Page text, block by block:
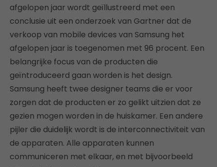
afgelopen jaar wordt geïllustreerd met een
conclusie uit een onderzoek van Gartner dat de
verkoop van mobile devices van Samsung het
afgelopen jaar is toegenomen met 96 procent. Een
belangrijke focus van de producten die
geïntroduceerd gaan worden is het design.
Samsung heeft twee designer teams die er voor
zorgen dat de producten er zo gelikt uitzien dat ze
gezien mogen worden in de huiskamer. Een andere
pijler die duidelijk wordt is de interconnectiviteit van
de apparaten. Alle apparaten kunnen
communiceren met elkaar, en met bijvoorbeeld